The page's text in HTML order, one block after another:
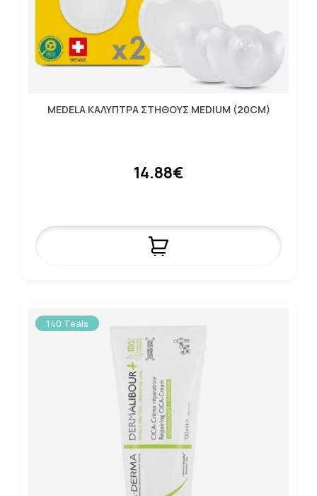
MEDELA ΚΑΛΥΠΤΡΑ ΣΤΗΘΟΥΣ MEDIUM (20CM)
14.88€
140 Teals